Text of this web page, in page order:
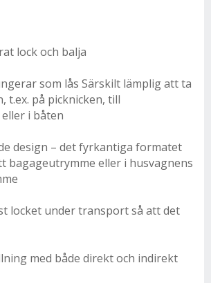
lock och balja
som lås Särskilt lämplig att ta
t.ex. på picknicken, till
i båten
design – det fyrkantiga formatet
bagageutrymme eller i husvagnens
locket under transport så att det
med både direkt och indirekt